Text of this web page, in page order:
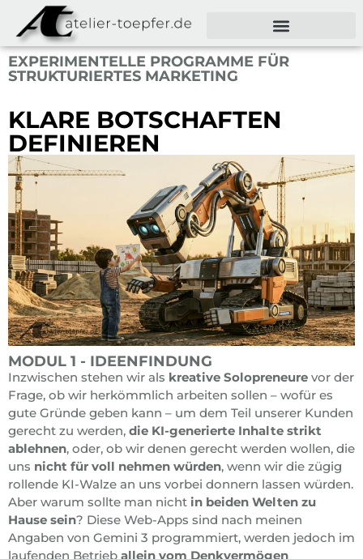
EXPERIMENTELLE PROGRAMME FÜR
STRUKTURIERTES MARKETING
KLARE BOTSCHAFTEN
DEFINIEREN
MODUL 1 - IDEENFINDUNG
Inzwischen stehen wir als kreative Solopreneure vor der
Frage, ob wir herkömmlich arbeiten sollen – wofür es
gute Gründe geben kann – um dem Teil unserer Kunden
gerecht zu werden, die KI-generierte Inhalte strikt
ablehnen, oder, ob wir denen gerecht werden wollen, die
uns nicht für voll nehmen würden, wenn wir die zügig
rollende KI-Walze an uns vorbei donnern lassen würden.
Aber warum sollte man nicht in beiden Welten zu
Hause sein? Diese Web-Apps sind nach meinen
Angaben von Gemini 3 programmiert, werden jedoch im
laufenden Betrieb allein vom Denkvermögen